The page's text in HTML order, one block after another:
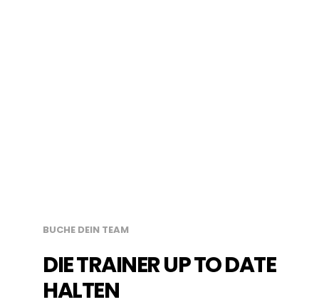
BUCHE DEIN TEAM
DIE TRAINER UP TO DATE
HALTEN